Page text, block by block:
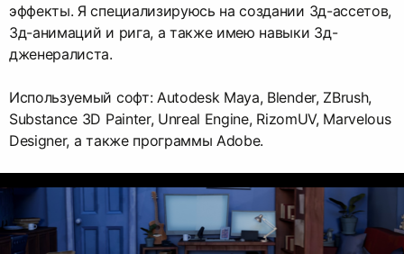
эффекты. Я специализируюсь на создании 3д-ассетов,
3д-анимаций и рига, а также имею навыки 3д-
дженералиста.
Используемый софт: Autodesk Maya, Blender, ZBrush,
Substance 3D Painter, Unreal Engine, RizomUV, Marvelous
Designer, а также программы Adobe.